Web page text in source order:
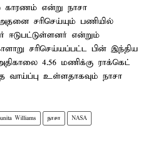
என்று நாசா
அதனை சரிசெய்யும் பணியில்
ஈடுபட்டுள்ளனர் என்றும்
சரிசெய்யப்பட்ட பின் இந்திய
4.56 மணிக்கு ராக்கெட்
வாய்ப்பு உள்ளதாகவும் நாசா
Williams நாசா NASA